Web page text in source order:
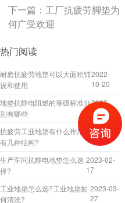
下一篇： 工厂抗疲劳脚垫为
何广受欢迎
热门阅读
耐磨抗疲劳地垫可以大面积铺
设和使用
2022-
10-20
地垫抗静电阻燃的等级标准分
别有哪些
2022-
02-24
抗疲劳工业地垫有什么作用?
有几种结构?
2023-
04-17
生产车间抗静电地垫怎么选
择?
2023-02-
17
工业地垫怎么选?工业地垫如
何清洗?
2023-03-
27